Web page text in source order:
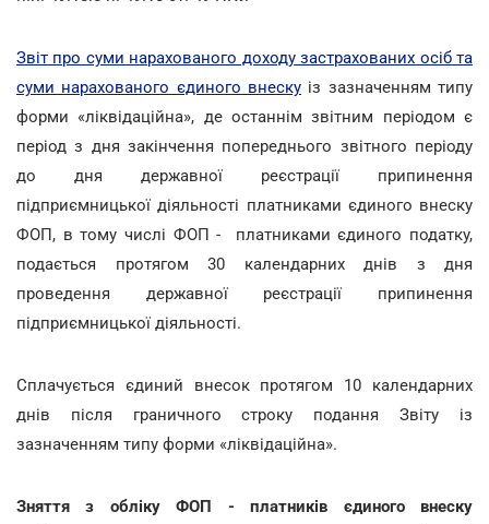
Звіт про суми нарахованого доходу застрахованих осіб та
суми нарахованого єдиного внеску із зазначенням типу
форми «ліквідаційна», де останнім звітним періодом є
період з дня закінчення попереднього звітного періоду
до дня державної реєстрації припинення
підприємницької діяльності платниками єдиного внеску
ФОП, в тому числі ФОП - платниками єдиного податку,
подається протягом 30 календарних днів з дня
проведення державної реєстрації припинення
підприємницької діяльності.
Сплачується єдиний внесок протягом 10 календарних
днів після граничного строку подання Звіту із
зазначенням типу форми «ліквідаційна».
Зняття з обліку ФОП - платників єдиного внеску